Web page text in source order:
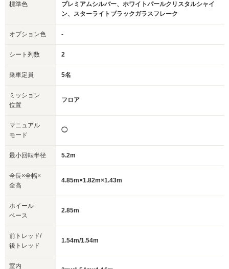
標準色
プレミアムシルバー、ホワイトパールクリスタルシャイ
ン、スターライトブラックガラスフレーク
オプション色 -
シート列数 2
乗車定員 5名
ミッション
位置
フロア
マニュアル
モード
◯
最小回転半径 5.2m
全長×全幅×
全高
4.85m×1.82m×1.43m
ホイール
ベース
2.85m
前トレッド/
後トレッド
1.54m/1.54m
室内